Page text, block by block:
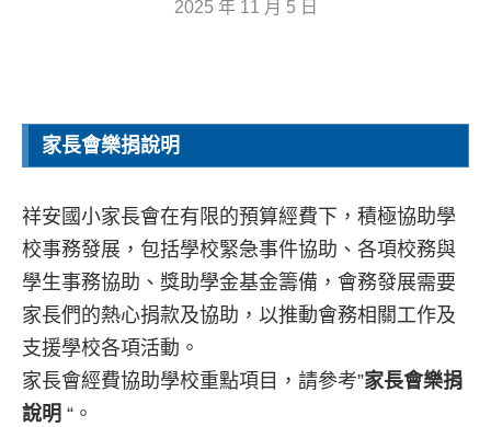
2025 年 11 月 5 日
家長會樂捐說明
祥安國小家長會在有限的預算經費下，積極協助學
校事務發展，包括學校緊急事件協助、各項校務與
學生事務協助、獎助學金基金籌備，會務發展需要
家長們的熱心捐款及協助，以推動會務相關工作及
支援學校各項活動。
家長會經費協助學校重點項目，請參考”家長會樂捐
說明 “。